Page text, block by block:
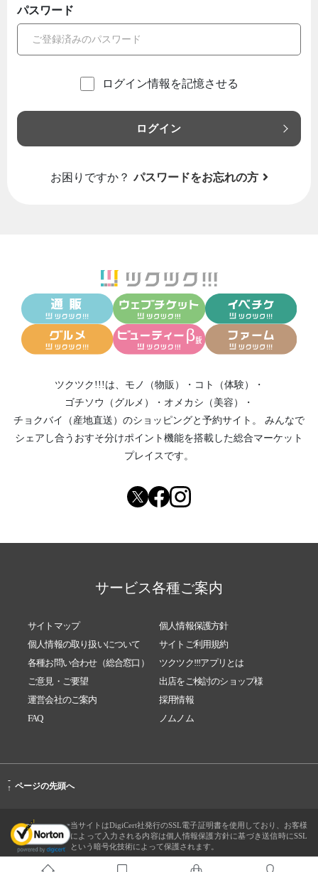
パスワード
ログイン情報を記憶させる
ログイン
お困りですか？ パスワードをお忘れの方
ツクツク!!!は、 モノ（物販） ・ コト（体験）
・
ゴチソウ（グルメ）
・ オメカシ（美容）
・
チョクバイ（産地直送） のショッピングと予約サイト。
みんなで
シェアし合う おすそ分けポイント機能を搭載した総合マーケット
プレイスです。
サービス各種ご案内
サイトマップ
個人情報保護方針
個人情報の取り扱いについて
サイトご利用規約
各種お問い合わせ（総合窓口）
ツクツク!!!アプリとは
ご意見・ご要望
出店をご検討のショップ様
運営会社のご案内
採用情報
FAQ
ノムノム
-
↑ ページの先頭へ
当サイトはDigiCert社発行のSSL電子証明書を使用しており、お客様
によって入力される内容は個人情報保護方針に基づき送信時にSSL
という暗号化技術によって保護されます。